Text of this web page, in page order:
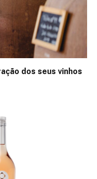
dos seus vinhos